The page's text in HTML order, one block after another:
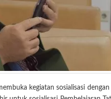
kegiatan sosialisasi